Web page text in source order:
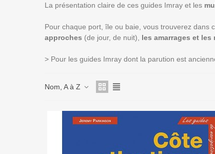
La présentation claire de ces guides Imray et les
Pour chaque port, île ou baie, vous trouverez dans
approches (de jour, de nuit), les amarrages et
> Pour les guides Imray dont la parution est
Nom, A à Z